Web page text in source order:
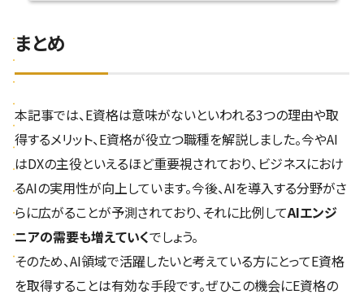
まとめ
本記事では、E資格は意味がないといわれる3つの理由や取
得するメリット、E資格が役立つ職種を解説しました。今やAI
はDXの主役といえるほど重要視されており、ビジネスにおけ
るAIの実用性が向上しています。今後、AIを導入する分野がさ
らに広がることが予測されており、それに比例してAIエンジ
ニアの需要も増えていくでしょう。
そのため、AI領域で活躍したいと考えている方にとってE資格
を取得することは有効な手段です。ぜひこの機会にE資格の